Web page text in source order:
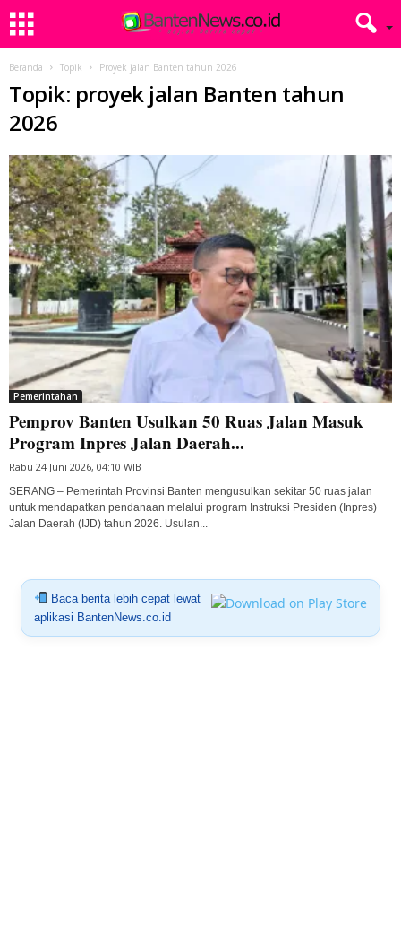
Beranda Topik Proyek jalan Banten tahun 2026
Topik: proyek jalan Banten tahun
2026
Pemerintahan
Pemprov Banten Usulkan 50 Ruas Jalan Masuk
Program Inpres Jalan Daerah...
Rabu 24 Juni 2026, 04:10 WIB
SERANG – Pemerintah Provinsi Banten mengusulkan sekitar 50 ruas jalan
untuk mendapatkan pendanaan melalui program Instruksi Presiden (Inpres)
Jalan Daerah (IJD) tahun 2026. Usulan...
Baca berita lebih cepat lewat
aplikasi BantenNews.co.id